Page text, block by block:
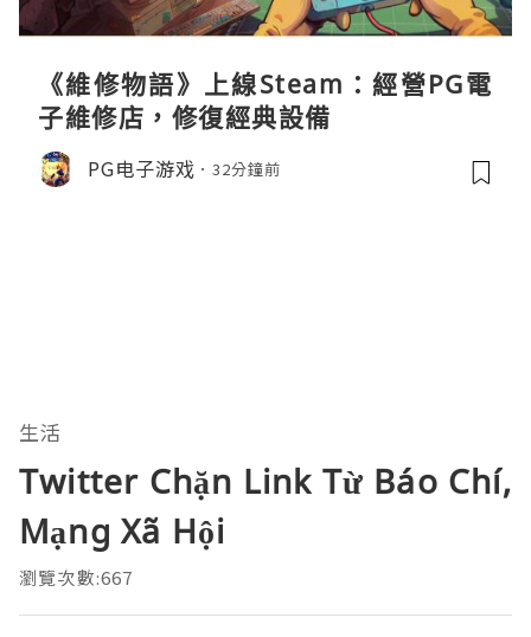
《維修物語》上線Steam：經營PG電
子維修店，修復經典設備
PG电子游戏 32分鐘前
生活
Twitter Chặn Link Từ Báo Chí,
Mạng Xã Hội
瀏覽次數:667